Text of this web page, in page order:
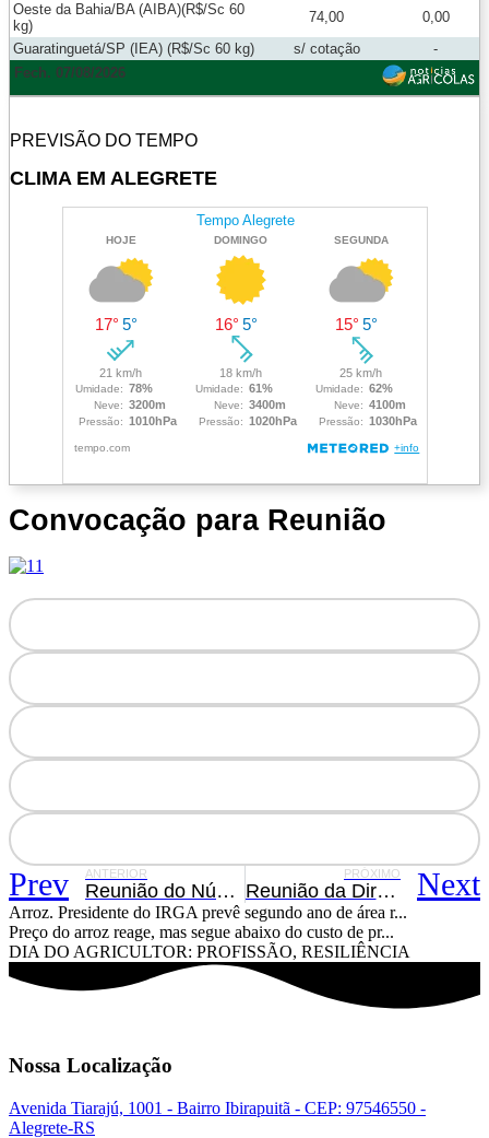
Oeste da Bahia/BA (AIBA)(R$/Sc 60
kg)
74,00
0,00
Guaratinguetá/SP (IEA) (R$/Sc 60 kg)
s/ cotação
-
Fech. 07/08/2026
PREVISÃO DO TEMPO
CLIMA EM ALEGRETE
Convocação para Reunião
Prev ANTERIOR
Reunião do Núcleo das Mulheres do Agro
PRÓXIMO
Reunião da Diretoria da Associação dos Arrozeiros de Alegrete Next
Arroz. Presidente do IRGA prevê segundo ano de área r...
Preço do arroz reage, mas segue abaixo do custo de pr...
DIA DO AGRICULTOR: PROFISSÃO, RESILIÊNCIA
Nossa Localização
Avenida Tiarajú, 1001 - Bairro Ibirapuitã - CEP: 97546550 -
Alegrete-RS